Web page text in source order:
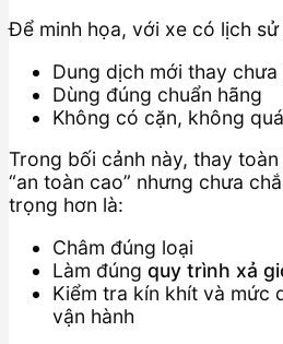
Để minh họa, với xe có lịch
Dung dịch mới thay chưa
Dùng đúng chuẩn hãng
Không có cặn, không
Trong bối cảnh này, thay
“an toàn cao” nhưng chưa
trọng hơn là:
Châm đúng loại
Làm đúng quy trình xả
Kiểm tra kín khít và mức
vận hành